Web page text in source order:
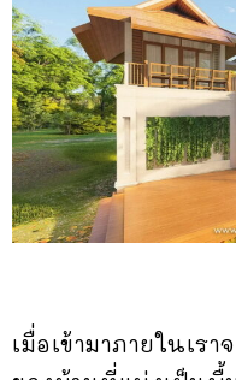
เมื่อเข้ามาภายในเร